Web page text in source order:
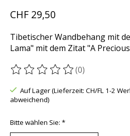
CHF 29,50
Tibetischer Wandbehang mit
Lama" mit dem Zitat "A
Die Bewertung dieses Produkts
(0)
Auf Lager (Lieferzeit: CH/FL 1-2
abweichend)
Bitte wählen Sie: *